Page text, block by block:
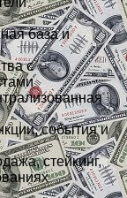
база и
с
события и
стейкинг,